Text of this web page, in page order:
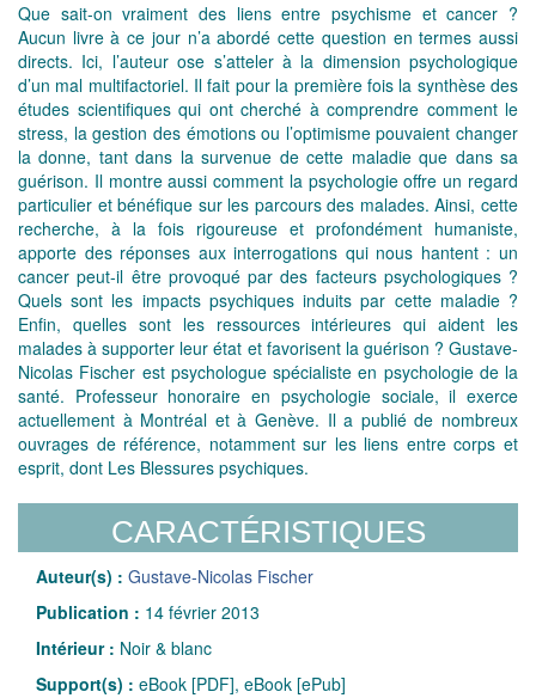
Que sait-on vraiment des liens entre psychisme et cancer ?
Aucun livre à ce jour n’a abordé cette question en termes aussi
directs. Ici, l’auteur ose s’atteler à la dimension psychologique
d’un mal multifactoriel. Il fait pour la première fois la synthèse des
études scientifiques qui ont cherché à comprendre comment le
stress, la gestion des émotions ou l’optimisme pouvaient changer
la donne, tant dans la survenue de cette maladie que dans sa
guérison. Il montre aussi comment la psychologie offre un regard
particulier et bénéfique sur les parcours des malades. Ainsi, cette
recherche, à la fois rigoureuse et profondément humaniste,
apporte des réponses aux interrogations qui nous hantent : un
cancer peut-il être provoqué par des facteurs psychologiques ?
Quels sont les impacts psychiques induits par cette maladie ?
Enfin, quelles sont les ressources intérieures qui aident les
malades à supporter leur état et favorisent la guérison ? Gustave-
Nicolas Fischer est psychologue spécialiste en psychologie de la
santé. Professeur honoraire en psychologie sociale, il exerce
actuellement à Montréal et à Genève. Il a publié de nombreux
ouvrages de référence, notamment sur les liens entre corps et
esprit, dont Les Blessures psychiques.
CARACTÉRISTIQUES
Auteur(s) : Gustave-Nicolas Fischer
Publication : 14 février 2013
Intérieur : Noir & blanc
Support(s) : eBook [PDF], eBook [ePub]